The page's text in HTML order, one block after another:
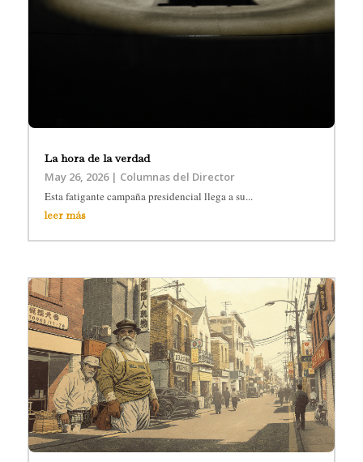
La hora de la verdad
May 26, 2026| Columnas del Director
Esta fatigante campaña presidencial llega a su...
leer más